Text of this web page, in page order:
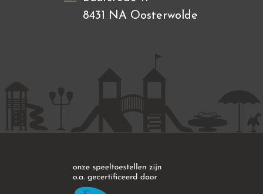
8431 NA Oosterwolde